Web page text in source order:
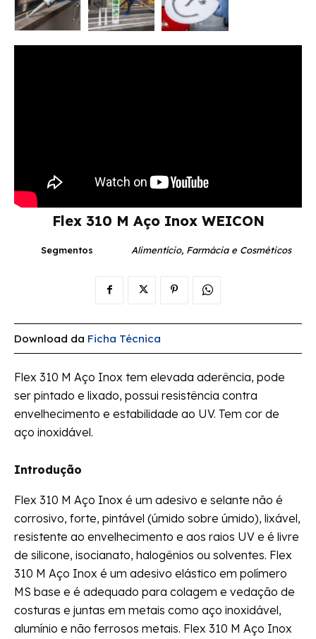
Flex 310 M Aço Inox WEICON
Segmentos Alimentício, Farmácia e Cosméticos
Download da Ficha Técnica
Flex 310 M Aço Inox tem elevada aderência, pode
ser pintado e lixado, possui resistência contra
envelhecimento e estabilidade ao UV. Tem cor de
aço inoxidável.
Introdução
Flex 310 M Aço Inox é um adesivo e selante não é
corrosivo, forte, pintável (úmido sobre úmido), lixável,
resistente ao envelhecimento e aos raios UV e é livre
de silicone, isocianato, halogênios ou solventes. Flex
310 M Aço Inox é um adesivo elástico em polímero
MS base e é adequado para colagem e vedação de
costuras e juntas em metais como aço inoxidável,
alumínio e não ferrosos metais. Flex 310 M Aço Inox